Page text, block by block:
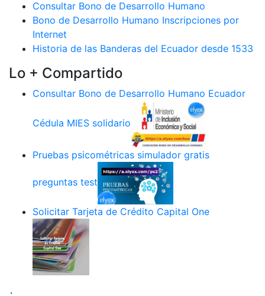
Consultar Bono de Desarrollo Humano
Bono de Desarrollo Humano Inscripciones por
Internet
Historia de las Banderas del Ecuador desde 1533
Lo + Compartido
Consultar Bono de Desarrollo Humano Ecuador
Cédula MIES solidario
Pruebas psicométricas simulador gratis
preguntas test
Solicitar Tarjeta de Crédito Capital One
.